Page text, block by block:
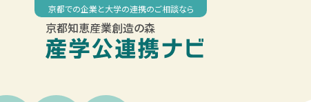
京都での企業と大学の連携のご相談なら
京都知恵産業創造の森